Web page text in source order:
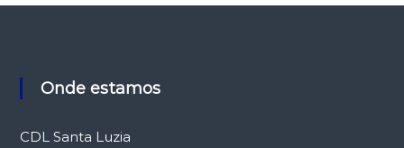
Onde estamos
CDL Santa Luzia